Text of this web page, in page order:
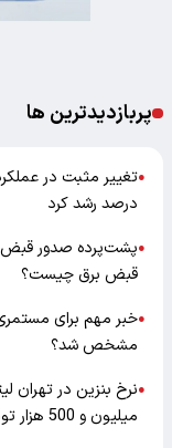
پربازدیدترین ها
●
درصد رشد کرد
●پشت‌پرده صدور
قبض برق چیست؟
●خبر مهم برای
مشخص شد؟
●
میلیون و 500 هزار تومان!